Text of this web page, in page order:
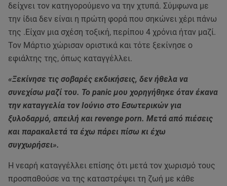
δείχνει τον κατηγορούμενο να την χτυπά. Σύμφωνα με
την ίδια δεν είναι η πρώτη φορά που σηκώνει χέρι πάνω
της .Είχαν μια σχέση τοξική, περίπου 4 χρόνια ήταν μαζί.
Τον Μάρτιο χώρισαν οριστικά και τότε ξεκίνησε ο
εφιάλτης της, όπως καταγγέλλει.
«Ξεκίνησε τις σοβαρές εκδικήσεις, δεν ήθελα να
συνεχίσω μαζί του. Το panic μου χορηγήθηκε όταν έκανα
την καταγγελία τον Ιούνιο στο Εσωτερικών για
ξυλοδαρμό, απειλή και revenge porn. Μετά από πιέσεις
και παρακαλετά τα έχω πάρει πίσω κι έχω
συγχωρήσει».
Η νεαρή καταγγέλλει επίσης ότι μετά τον χωρισμό τους
προσπαθούσε να της καταστρέψει τη ζωή με κάθε